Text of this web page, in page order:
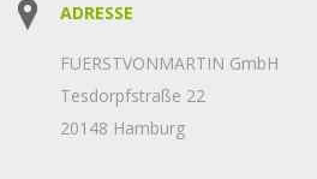
ADRESSE
FUERSTVONMARTIN GmbH
Tesdorpfstraße 22
20148 Hamburg